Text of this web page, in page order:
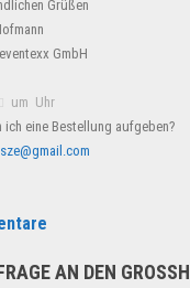
Grüßen
GmbH
um Uhr
ich eine Bestellung aufgeben?
AN DEN